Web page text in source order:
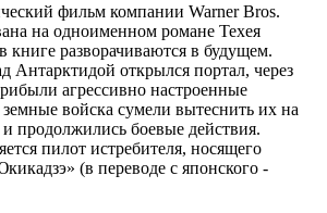
фильм компании Warner Bros.
на одноименном романе Техея
разворачиваются в будущем.
Антарктидой открылся портал, через
агрессивно настроенные
войска сумели вытеснить их на
продолжились боевые действия.
пилот истребителя, носящего
(в переводе с японского -